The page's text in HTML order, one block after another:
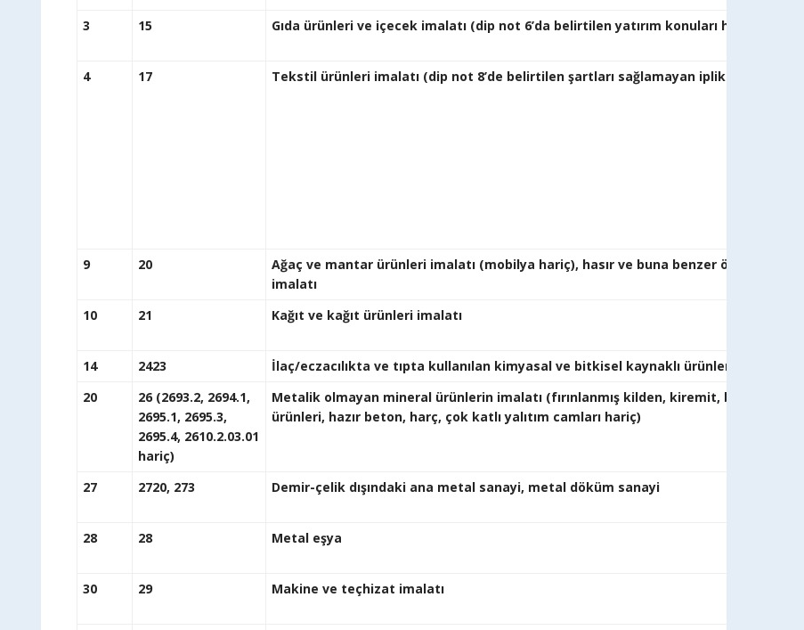
3 15 Gıda ürünleri ve içecek imalatı (dip not 6’da
4 17 Tekstil ürünleri imalatı (dip not 8’de belirtilen şartları
9 20
Ağaç ve mantar ürünleri imalatı (mobilya hariç), hasır ve buna benzer örülerek
10
21 Kağıt ve kağıt ürünleri imalatı
14 2423
İlaç/eczacılıkta ve tıpta kullanılan kimyasal ve bitkisel kaynaklı ürünlerin imalatı
20
26 (2693.2, 2694.1,
2695.1, 2695.3,
2695.4, 2610.2.03.01
hariç)
Metalik olmayan mineral ürünlerin imalatı (fırınlanmış kilden, kiremit, biriket,
ürünleri, hazır beton, harç, çok katlı yalıtım camları
27 2720, 273 Demir-çelik dışındaki ana metal sanayi, metal döküm sanayi
28 28 Metal eşya
30 29 Makine ve teçhizat imalatı